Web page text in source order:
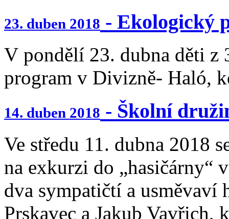
23. duben 2018 - Ekologický
V pondělí 23. dubna děti
program v Divizně- Haló,
14. duben 2018 - Školní
Ve středu 11. dubna 2018
na exkurzi do „hasičárny“
dva sympatičtí a usměvaví
Prskavec a Jakub Vavřich,